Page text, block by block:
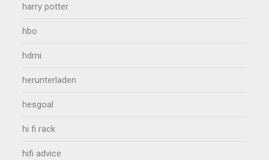
harry potter
hbo
hdmi
herunterladen
hesgoal
hi fi rack
hifi advice